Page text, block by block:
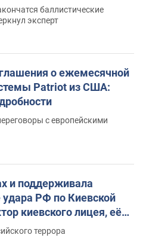
баллистические
эксперт
о ежемесячной
Patriot из США:
с европейскими
и поддерживала
удара РФ по Киевской
киевского лицея, её
террора